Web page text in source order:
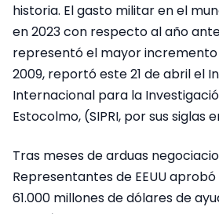
historia. El gasto militar en el
en 2023 con respecto al año
representó el mayor
2009, reportó este 21 de abril el
Internacional para la
Estocolmo, (SIPRI, por sus siglas
Tras meses de arduas
Representantes de EEUU
61.000 millones de dólares de